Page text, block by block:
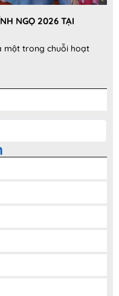
NGỌ 2026 TẠI
một trong chuỗi hoạt